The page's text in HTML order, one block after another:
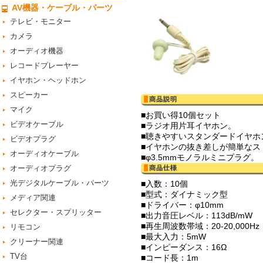
AV機器・ケーブル・パーツ
テレビ・モニター
カメラ
オーディオ機器
レコードプレーヤー
イヤホン・ヘッドホン
スピーカー
マイク
ビデオケーブル
ビデオプラグ
オーディオケーブル
オーディオプラグ
光デジタルケーブル・パーツ
メディア関連
セレクター・スプリッター
リモコン
クリーナー関連
TV台
■お買い得10個セット
■ラジオ用片耳イヤホン。
■聴きやすいスタンダードイヤホ
■イヤホンの抜き差しが簡単な
■φ3.5mmモノラルミニプラグ。
■入数：10個
■型式：ダイナミック型
■ドライバー：φ10mm
■出力音圧レベル：113dB/mW
■再生周波数帯域：20-20,000Hz
■最大入力：5mW
■インピーダンス：16Ω
■コード長：1m